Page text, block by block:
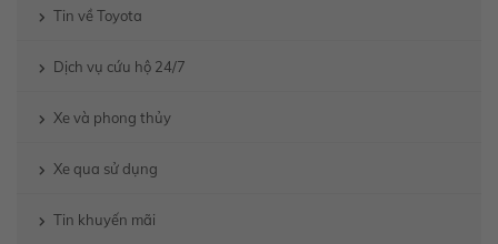
Tin về Toyota
Dịch vụ cứu hộ 24/7
Xe và phong thủy
Xe qua sử dụng
Tin khuyến mãi